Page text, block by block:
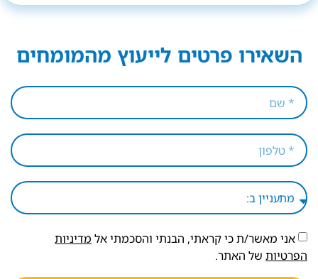
השאירו פרטים לייעוץ מהמומחים
אני מאשר/ת כי קראתי, הבנתי והסכמתי אל מדיניות
הפרטיות של האתר.